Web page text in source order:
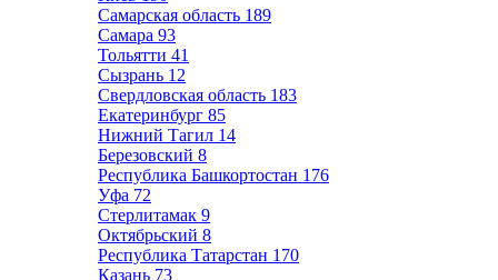
Самарская область 189
Самара 93
Тольятти 41
Сызрань 12
Свердловская область 183
Екатеринбург 85
Нижний Тагил 14
Березовский 8
Республика Башкортостан 176
Уфа 72
Стерлитамак 9
Октябрьский 8
Республика Татарстан 170
Казань 73